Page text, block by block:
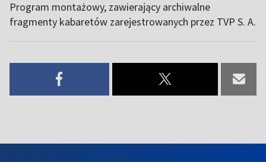
Program montażowy, zawierający archiwalne
fragmenty kabaretów zarejestrowanych przez TVP S. A.